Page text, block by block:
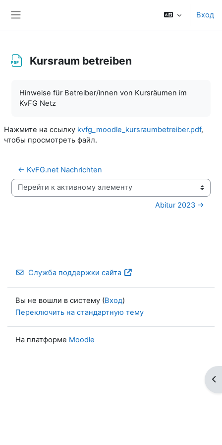
Вход
Kursraum betreiben
Hinweise für Betreiber/innen von Kursräumen im
KvFG Netz
Нажмите на ссылку kvfg_moodle_kursraumbetreiber.pdf,
чтобы просмотреть файл.
← KvFG.net Nachrichten
Перейти к активному элементу
Abitur 2023 →
Служба поддержки сайта
Вы не вошли в систему (Вход)
Переключить на стандартную тему
На платформе Moodle